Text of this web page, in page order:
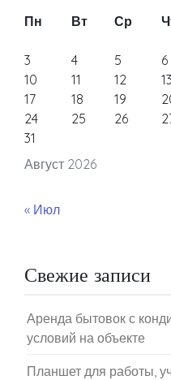
Август 2026
Пн Вт Ср
3
4 5 6
10
11 12 13
17
18 19
24
25 26
31
« Июл
Свежие записи
Аренда бытовок с
условий на объекте
Планшет для работы,